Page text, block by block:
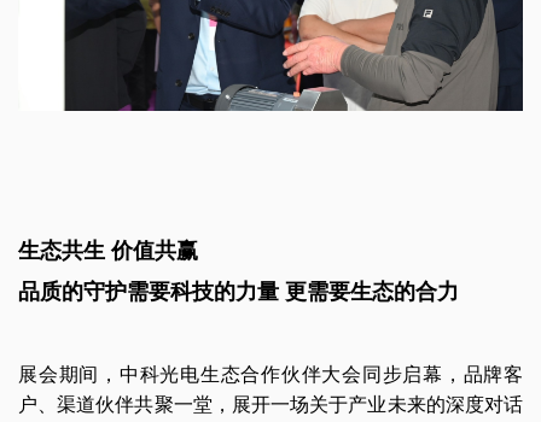
生态共生 价值共赢
品质的守护需要科技的力量 更需要生态的合力
展会期间，中科光电生态合作伙伴大会同步启幕，品牌客
户、渠道伙伴共聚一堂，展开一场关于产业未来的深度对话